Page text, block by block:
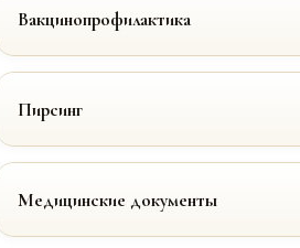
Вакцинопрофилактика
Пирсинг
Медицинские документы